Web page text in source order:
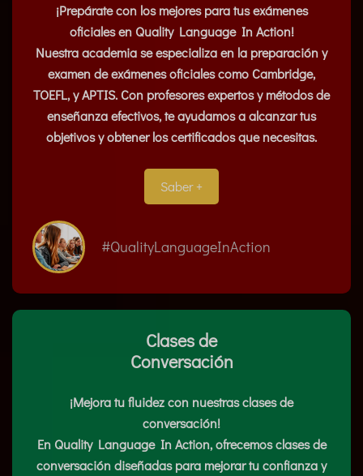
¡Prepárate con los mejores para tus exámenes
oficiales en Quality Language In Action!
Nuestra academia se especializa en la preparación y
examen de exámenes oficiales como Cambridge,
TOEFL, y APTIS. Con profesores expertos y métodos de
enseñanza efectivos, te ayudamos a alcanzar tus
objetivos y obtener los certificados que necesitas.
Saber +
#QualityLanguageInAction
Clases de
Conversación
¡Mejora tu fluidez con nuestras clases de
conversación!
En Quality Language In Action, ofrecemos clases de
conversación diseñadas para mejorar tu confianza y